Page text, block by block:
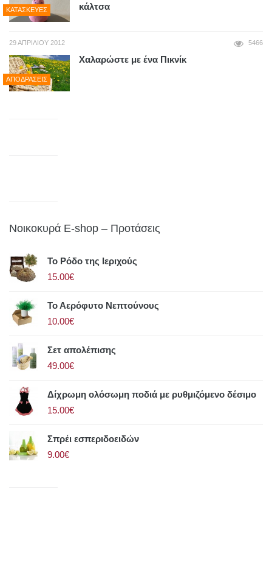
ΚΑΤΑΣΚΕΥΈΣ
κάλτσα
29 ΑΠΡΙΛΊΟΥ 2012 5466
ΑΠΟΔΡΆΣΕΙΣ
Χαλαρώστε με ένα Πικνίκ
Νοικοκυρά E-shop – Προτάσεις
Το Ρόδο της Ιεριχούς
15.00€
Το Αερόφυτο Νεπτούνους
10.00€
Σετ απολέπισης
49.00€
Δίχρωμη ολόσωμη ποδιά με ρυθμιζόμενο δέσιμο
15.00€
Σπρέι εσπεριδοειδών
9.00€